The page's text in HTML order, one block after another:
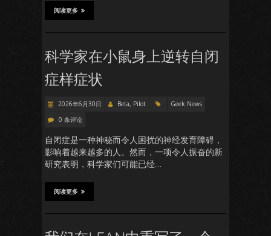
阅读更多
科学家在小鼠身上逆转自闭
症样症状
2026年6月30日 Beta, Pilot
Geek News
0 条评论
自闭症是一种神秘而令人困扰的神经发育障碍，
影响着越来越多的人。然而，一项令人振奋的新
研究表明，科学家们可能已经…
阅读更多